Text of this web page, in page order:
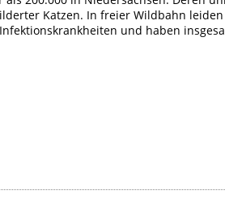
Katzen. In freier Wildbahn
und haben